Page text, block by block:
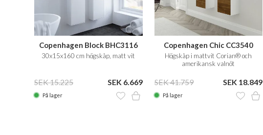
Copenhagen Block BHC3116
30x15x160 cm högskåp, matt vit
SEK 15.225 SEK 6.669
På lager
Copenhagen Chic CC3540
Högskåp i mattvit Corian® och
amerikansk valnöt
SEK 41.759 SEK 18.849
På lager